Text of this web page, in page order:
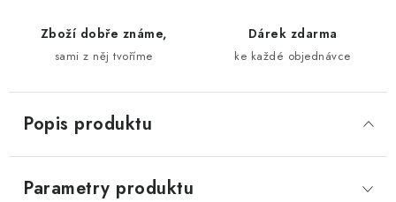
Zboží dobře známe,
sami z něj tvoříme
Dárek zdarma
ke každé objednávce
Popis produktu
Parametry produktu